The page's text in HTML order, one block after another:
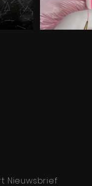
Nieuwsbrief